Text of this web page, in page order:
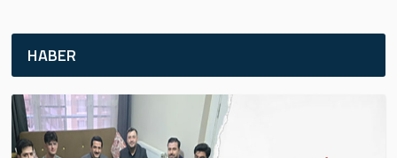
HABER